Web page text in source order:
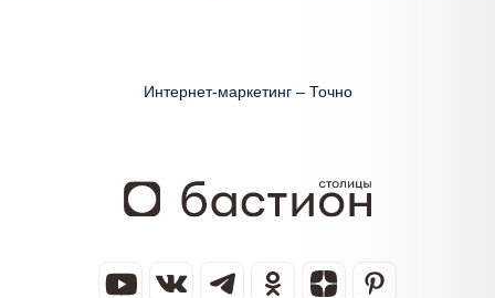
Интернет-маркетинг – Точно